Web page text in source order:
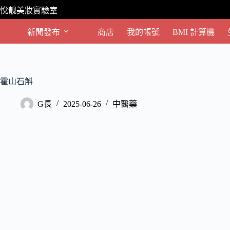
跳
至
要
悅靓美妝實驗室
新聞發布 商店 我的帳號 BMI 計算機
霍山石斛
G長 2025-06-26 中醫藥